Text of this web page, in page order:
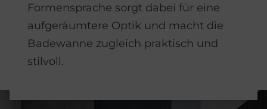
Formensprache sorgt dabei für eine
aufgeräumtere Optik und macht die
Badewanne zugleich praktisch und
stilvoll.